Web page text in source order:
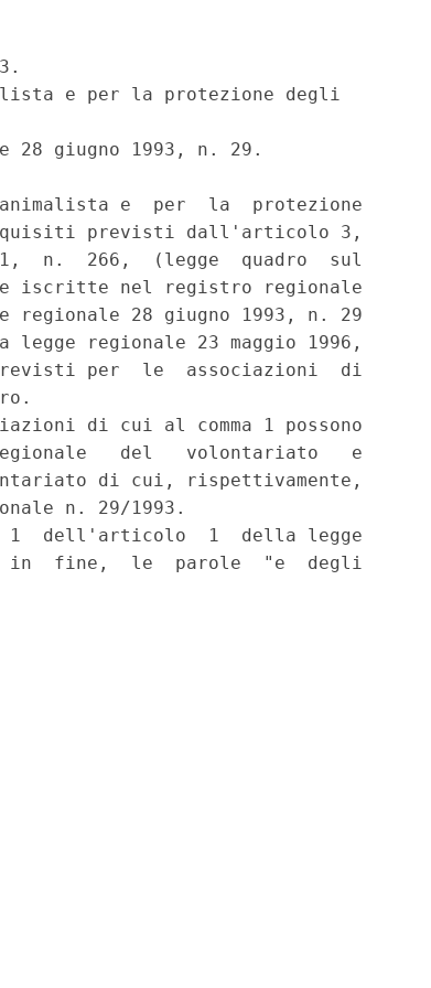
e per la protezione degli
28 giugno 1993, n. 29.
e  per  la  protezione
previsti dall'articolo 3,
n.  266,  (legge  quadro  sul
iscritte nel registro regionale
28 giugno 1993, n. 29
regionale 23 maggio 1996,
per  le  associazioni  di
di cui al comma 1 possono
del   volontariato   e
di cui, rispettivamente,
n. 29/1993.
dell'articolo  1  della legge
in  fine,  le  parole  "e  degli